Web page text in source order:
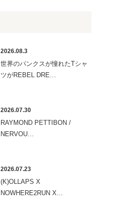
2026.08.3
世界のパンクスが憧れたTシャ
ツがREBEL DRE…
2026.07.30
RAYMOND PETTIBON /
NERVOU…
2026.07.23
(K)OLLAPS X
NOWHERE2RUN X…